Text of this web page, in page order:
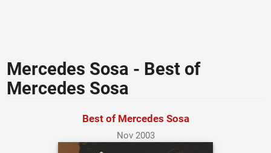
Mercedes Sosa - Best of
Mercedes Sosa
Best of Mercedes Sosa
Nov 2003